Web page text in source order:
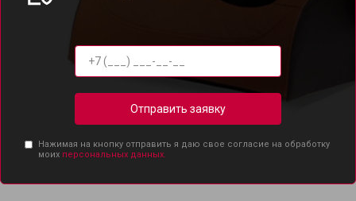
Отправить заявку
Нажимая на кнопку отправить я даю свое согласие на обработку
моих персональных данных.